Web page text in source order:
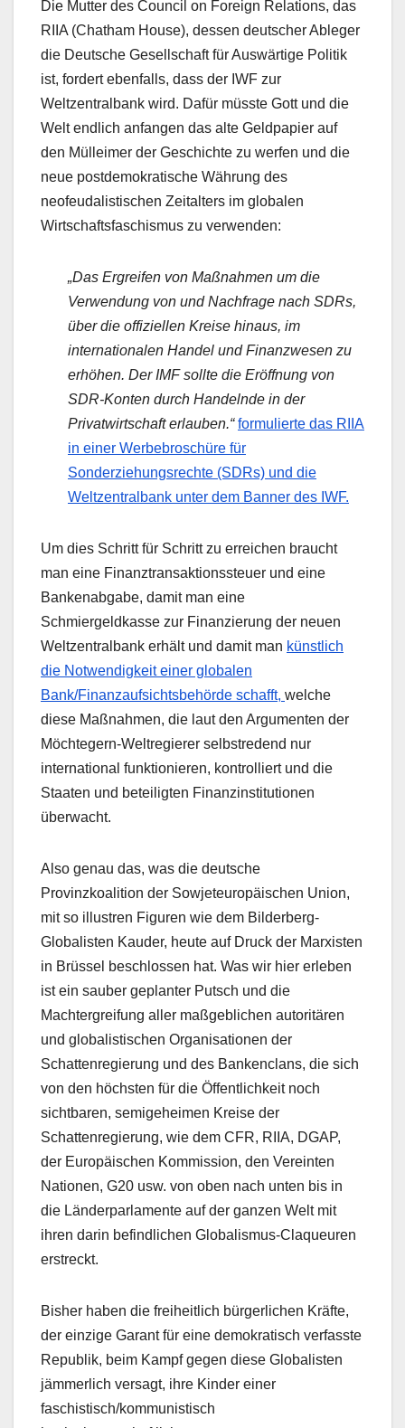
Die Mutter des Council on Foreign Relations, das
RIIA (Chatham House), dessen deutscher Ableger
die Deutsche Gesellschaft für Auswärtige Politik
ist, fordert ebenfalls, dass der IWF zur
Weltzentralbank wird. Dafür müsste Gott und die
Welt endlich anfangen das alte Geldpapier auf
den Mülleimer der Geschichte zu werfen und die
neue postdemokratische Währung des
neofeudalistischen Zeitalters im globalen
Wirtschaftsfaschismus zu verwenden:
„Das Ergreifen von Maßnahmen um die
Verwendung von und Nachfrage nach SDRs,
über die offiziellen Kreise hinaus, im
internationalen Handel und Finanzwesen zu
erhöhen. Der IMF sollte die Eröffnung von
SDR-Konten durch Handelnde in der
Privatwirtschaft erlauben.“formulierte das RIIA
in einer Werbebroschüre für
Sonderziehungsrechte (SDRs) und die
Weltzentralbank unter dem Banner des IWF.
Um dies Schritt für Schritt zu erreichen braucht
man eine Finanztransaktionssteuer und eine
Bankenabgabe, damit man eine
Schmiergeldkasse zur Finanzierung der neuen
Weltzentralbank erhält und damit man künstlich
die Notwendigkeit einer globalen
Bank/Finanzaufsichtsbehörde schafft, welche
diese Maßnahmen, die laut den Argumenten der
Möchtegern-Weltregierer selbstredend nur
international funktionieren, kontrolliert und die
Staaten und beteiligten Finanzinstitutionen
überwacht.
Also genau das, was die deutsche
Provinzkoalition der Sowjeteuropäischen Union,
mit so illustren Figuren wie dem Bilderberg-
Globalisten Kauder, heute auf Druck der Marxisten
in Brüssel beschlossen hat. Was wir hier erleben
ist ein sauber geplanter Putsch und die
Machtergreifung aller maßgeblichen autoritären
und globalistischen Organisationen der
Schattenregierung und des Bankenclans, die sich
von den höchsten für die Öffentlichkeit noch
sichtbaren, semigeheimen Kreise der
Schattenregierung, wie dem CFR, RIIA, DGAP,
der Europäischen Kommission, den Vereinten
Nationen, G20 usw. von oben nach unten bis in
die Länderparlamente auf der ganzen Welt mit
ihren darin befindlichen Globalismus-Claqueuren
erstreckt.
Bisher haben die freiheitlich bürgerlichen Kräfte,
der einzige Garant für eine demokratisch verfasste
Republik, beim Kampf gegen diese Globalisten
jämmerlich versagt, ihre Kinder einer
faschistisch/kommunistisch